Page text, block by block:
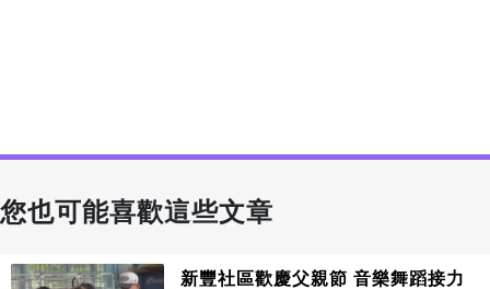
您也可能喜歡這些文章
新豐社區歡慶父親節 音樂舞蹈接力